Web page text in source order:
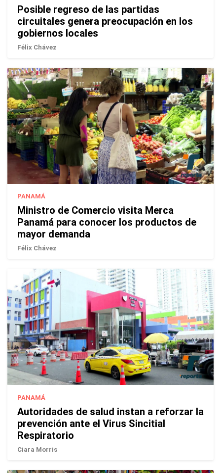
Posible regreso de las partidas
circuitales genera preocupación en los
gobiernos locales
Félix Chávez
PANAMÁ
Ministro de Comercio visita Merca
Panamá para conocer los productos de
mayor demanda
Félix Chávez
PANAMÁ
Autoridades de salud instan a reforzar la
prevención ante el Virus Sincitial
Respiratorio
Ciara Morris